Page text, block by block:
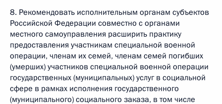
8. Рекомендовать исполнительным органам субъектов
Российской Федерации совместно с органами
местного самоуправления расширить практику
предоставления участникам специальной военной
операции, членам их семей, членам семей погибших
(умерших) участников специальной военной операции
государственных (муниципальных) услуг в социальной
сфере в рамках исполнения государственного
(муниципального) социального заказа, в том числе